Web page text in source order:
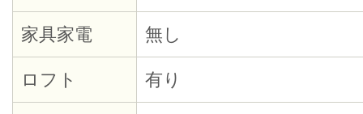
家具家電 無し
ロフト 有り